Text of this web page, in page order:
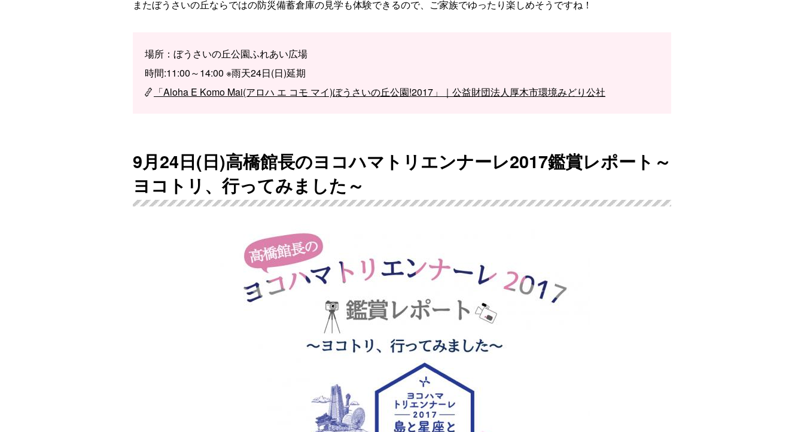
またぼうさいの丘ならではの防災備蓄倉庫の見学も体験できるので、ご家族でゆったり楽しめそうですね！
場所：ぼうさいの丘公園ふれあい広場
時間:11:00～14:00 ※雨天24日(日)延期
「Aloha E Komo Mai(アロハ エ コモ マイ)ぼうさいの丘公園!2017」｜公益財団法人厚木市環境みどり公社
9月24日(日)高橋館長のヨコハマトリエンナーレ2017鑑賞レポート～
ヨコトリ、行ってみました～